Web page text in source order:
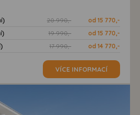
20 990,-
od 15 770,-
19 990,-
od 15 770,-
17 990,- od 14 770,-
VÍCE INFORMACÍ